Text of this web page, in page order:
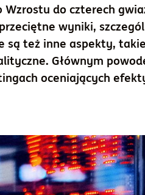
do czterech
wyniki,
są też inne aspekty,
Głównym
oceniających